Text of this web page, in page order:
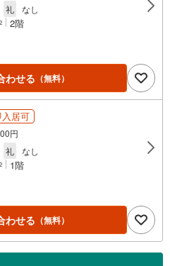
礼 なし
2 2階
わせる （無料）
居可
円
礼 なし
2 1階
わせる （無料）